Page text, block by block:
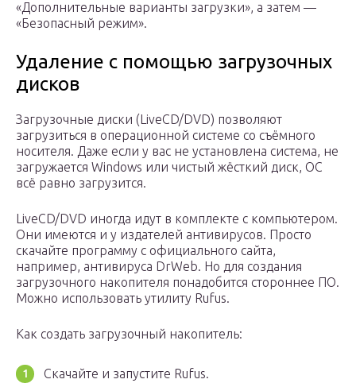
«Дополнительные варианты загрузки», а затем —
«Безопасный режим».
Удаление с помощью загрузочных
дисков
Загрузочные диски (LiveCD/DVD) позволяют
загрузиться в операционной системе со съёмного
носителя. Даже если у вас не установлена система, не
загружается Windows или чистый жёсткий диск, ОС
всё равно загрузится.
LiveCD/DVD иногда идут в комплекте с компьютером.
Они имеются и у издателей антивирусов. Просто
скачайте программу с официального сайта,
например, антивируса DrWeb. Но для создания
загрузочного накопителя понадобится стороннее ПО.
Можно использовать утилиту Rufus.
Как создать загрузочный накопитель:
Скачайте и запустите Rufus.